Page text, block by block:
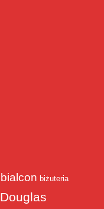
bialcon biżuteria
Douglas